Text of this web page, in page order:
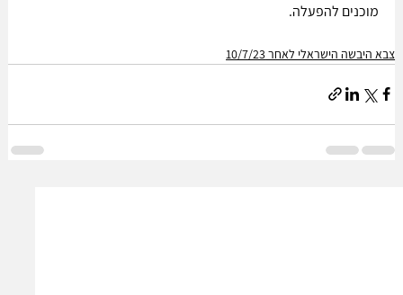
מוכנים להפעלה.
צבא היבשה הישראלי לאחר 10/7/23